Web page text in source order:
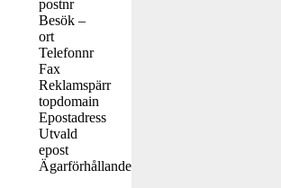
postnr
Besök –
ort
Telefonnr
Fax
Reklamspärr
topdomain
Epostadress
Utvald
epost
Ägarförhållande